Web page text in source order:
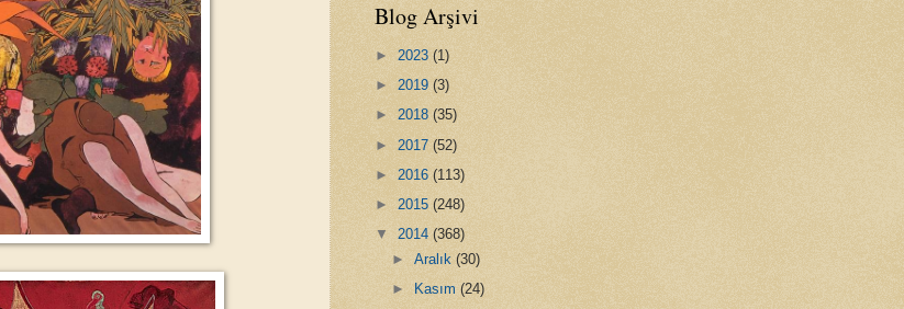
Blog Arşivi
► 2023 (1)
► 2019 (3)
► 2018 (35)
► 2017 (52)
► 2016 (113)
► 2015 (248)
▼ 2014 (368)
►Aralık(30)
►
Kasım(24)